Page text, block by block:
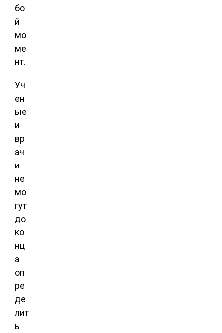
бо
й
мо
ме
нт.
Уч
ен
ые
и
вр
ач
и
не
мо
гут
до
ко
нц
а
оп
ре
де
лит
ь